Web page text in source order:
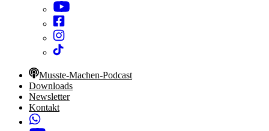
Musste-Machen-Podcast
Downloads
Newsletter
Kontakt